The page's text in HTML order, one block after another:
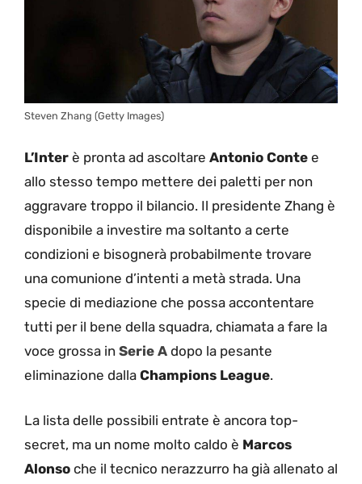
Steven Zhang (Getty Images)
L’Inter è pronta ad ascoltare Antonio Conte e
allo stesso tempo mettere dei paletti per non
aggravare troppo il bilancio. Il presidente Zhang è
disponibile a investire ma soltanto a certe
condizioni e bisognerà probabilmente trovare
una comunione d’intenti a metà strada. Una
specie di mediazione che possa accontentare
tutti per il bene della squadra, chiamata a fare la
voce grossa in Serie A dopo la pesante
eliminazione dalla Champions League.
La lista delle possibili entrate è ancora top-
secret, ma un nome molto caldo è Marcos
Alonso che il tecnico nerazzurro ha già allenato al